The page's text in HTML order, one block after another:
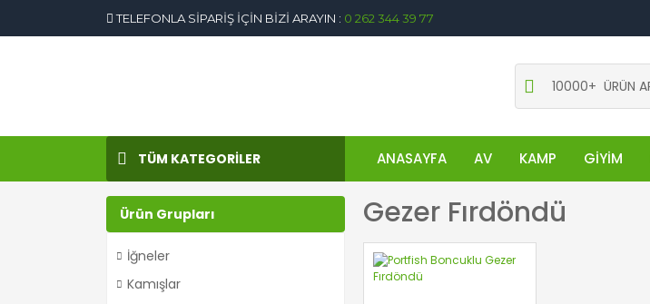
TELEFONLA SİPARİŞ İÇİN BİZİ ARAYIN : 0 262 344 39 77
TÜM KATEGORİLER ANASAYFA AV KAMP GİYİM
Ürün Grupları
İğneler
Kamışlar
Gezer Fırdöndü